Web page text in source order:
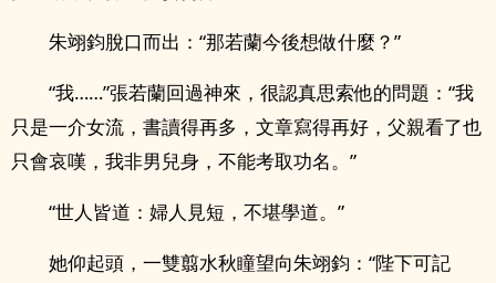
朱翊鈞脫口而出：“那若蘭今後想做什麼？”
“我……”張若蘭回過神來，很認真思索他的問題：“我
只是一介女流，書讀得再多，文章寫得再好，父親看了也
只會哀嘆，我非男兒身，不能考取功名。”
“世人皆道：婦人見短，不堪學道。”
她仰起頭，一雙翦水秋瞳望向朱翊鈞：“陛下可記